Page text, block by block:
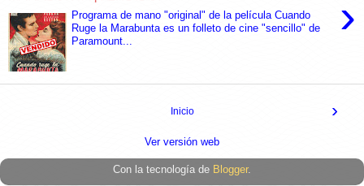
›
Programa de mano "original" de la película Cuando
Ruge la Marabunta es un folleto de cine "sencillo" de
Paramount...
›
Inicio
Ver versión web
Con la tecnología de Blogger.